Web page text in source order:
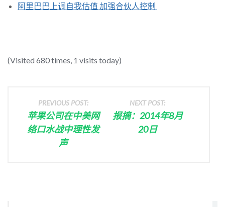
阿里巴巴上调自我估值 加强合伙人控制
(Visited 680 times, 1 visits today)
PREVIOUS POST:
苹果公司在中美网
络口水战中理性发
声
NEXT POST:
报摘：2014年8月
20日